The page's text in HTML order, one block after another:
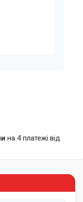
на 4 платежі від